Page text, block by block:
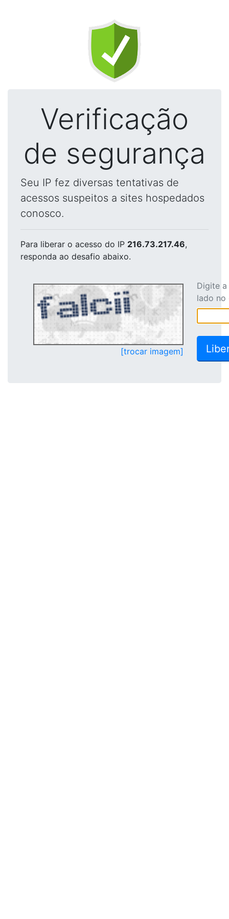
Verificação
de segurança
Seu IP fez diversas tentativas de
acessos suspeitos a sites hospedados
conosco.
Para liberar o acesso do IP 216.73.217.46,
responda ao desafio abaixo.
[trocar imagem]
Digite
lado no